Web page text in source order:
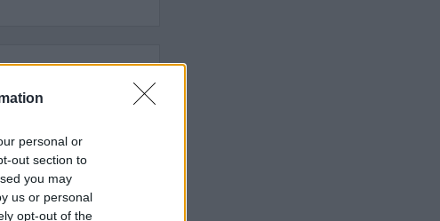
personal or
out section to
you may
us or personal
opt-out of the
som hatas av
NYHETSBREV